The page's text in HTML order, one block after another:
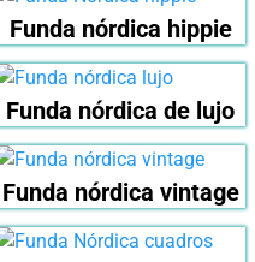
Funda nórdica hippie
Funda nórdica de lujo
Funda nórdica vintage